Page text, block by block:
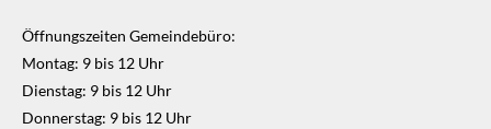
Öffnungszeiten Gemeindebüro:
Montag: 9 bis 12 Uhr
Dienstag: 9 bis 12 Uhr
Donnerstag: 9 bis 12 Uhr